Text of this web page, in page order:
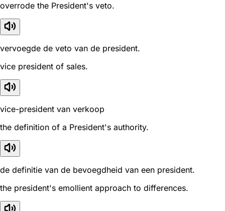
overrode the President's veto.
vervoegde de veto van de president.
vice president of sales.
vice-president van verkoop
the definition of a President's authority.
de definitie van de bevoegdheid van een president.
the president's emollient approach to differences.